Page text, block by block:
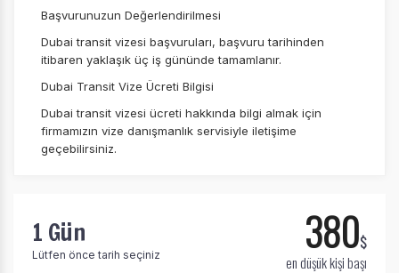
gereklidir. Bu çerezler olmadan site düzgün çalışmaz ve
devre dışı bırakılamaz.
İstatistik Çerezleri
Ziyaretçilerin siteyi nasıl kullandığını anonim olarak
Başvurunuzun Değerlendirilmesi
Dubai transit vizesi başvuruları, başvuru tarihinden
itibaren yaklaşık üç iş gününde tamamlanır.
Dubai Transit Vize Ücreti Bilgisi
Dubai transit vizesi ücreti hakkında bilgi almak için
firmamızın vize danışmanlık servisiyle iletişime
geçebilirsiniz.
1 Gün
Lütfen önce tarih seçiniz 380$
en düşük kişi başı